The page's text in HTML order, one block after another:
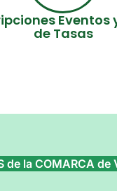
Eventos
de Tasas
de la COMARCA de